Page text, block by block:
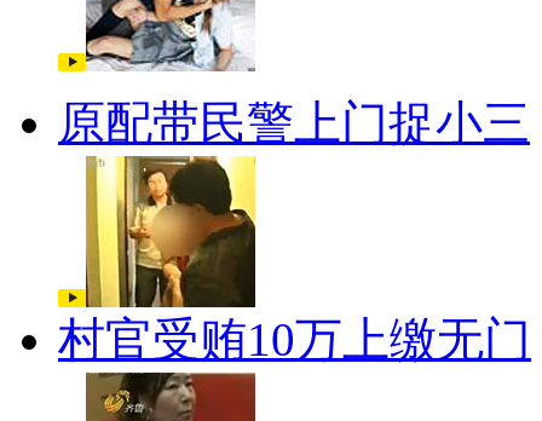
原配带民警上门捉小三
村官受贿10万上缴无门